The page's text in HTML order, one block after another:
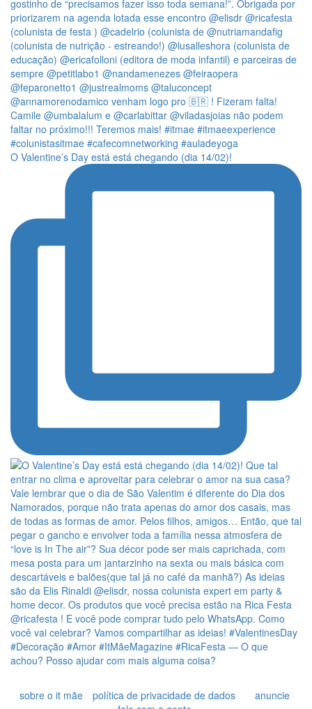
O Valentine’s Day está está chegando (dia 14/02)!
sobre o it mãe política de privacidade de dados
anuncie